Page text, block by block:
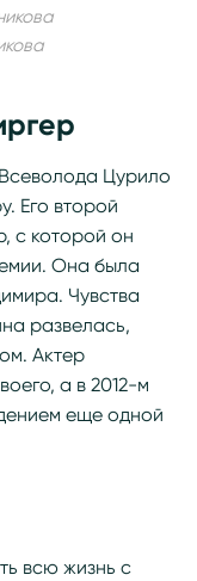
Цурило
Его второй
с которой он
Она была
Чувства
развелась,
Актер
а в 2012-м
еще одной
всю жизнь с